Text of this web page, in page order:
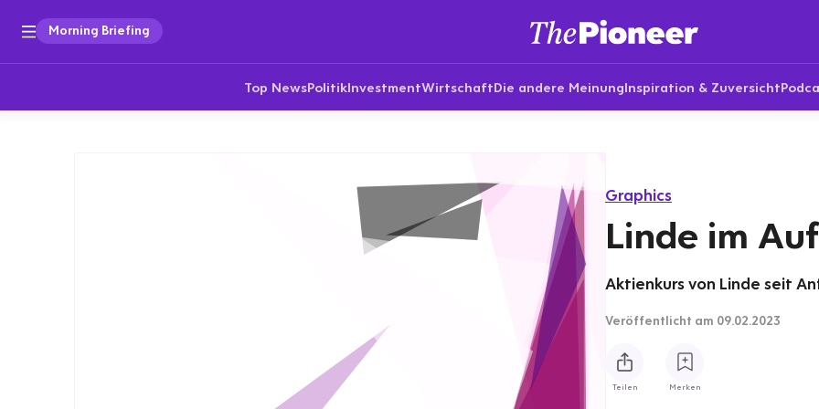
Morning Briefing
Top NewsPolitikInvestmentWirtschaftDie andere MeinungInspiration & Zuversicht
Graphics
Linde im
Aktienkurs von Linde seit
Veröffentlicht am 09.02.2023
Teilen Merken